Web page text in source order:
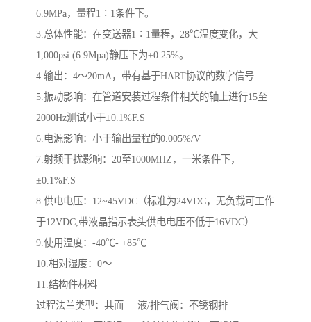
6.9MPa，量程1∶1条件下。
3.总体性能：在变送器1∶1量程，28℃温度变化，大
1,000psi (6.9Mpa)静压下为±0.25%。
4.输出：4～20mA，带有基于HART协议的数字信号
5.振动影响：在管道安装过程条件相关的轴上进行15至
2000Hz测试小于±0.1%F.S
6.电源影响：小于输出量程的0.005%/V
7.射频干扰影响：20至1000MHZ，一米条件下，
±0.1%F.S
8.供电电压：12~45VDC（标准为24VDC，无负载可工作
于12VDC,带液晶指示表头供电电压不低于16VDC）
9.使用温度：-40℃- +85℃
10.相对湿度：0～
11.结构件材料
过程法兰类型：共面 液/排气阀：不锈钢排